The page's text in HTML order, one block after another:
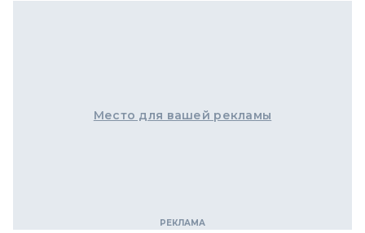
Место для вашей рекламы